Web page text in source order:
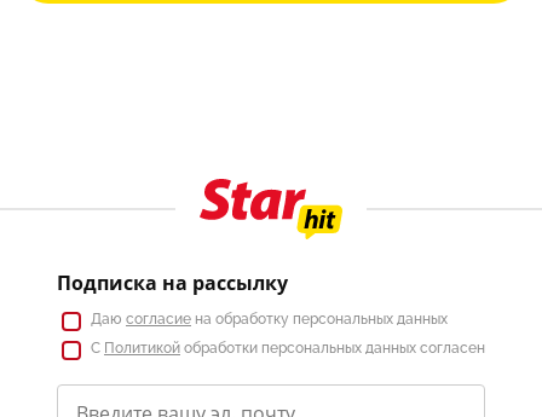
Подписка на рассылку
Даю согласие на обработку персональных данных
С Политикой обработки персональных данных согласен